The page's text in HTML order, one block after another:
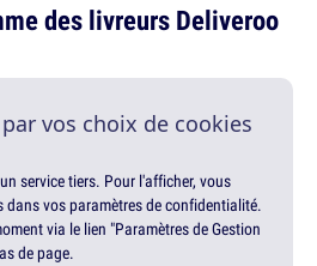
des livreurs Deliveroo
vos choix de cookies
service tiers. Pour l'afficher, vous
dans vos paramètres de confidentialité.
via le lien "Paramètres de Gestion
de page.